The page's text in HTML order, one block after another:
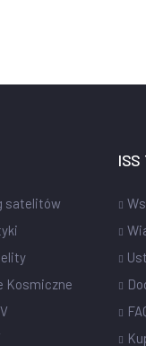
satelitów
Kosmiczne
ISS